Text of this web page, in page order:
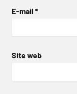
E-mail *
Site web